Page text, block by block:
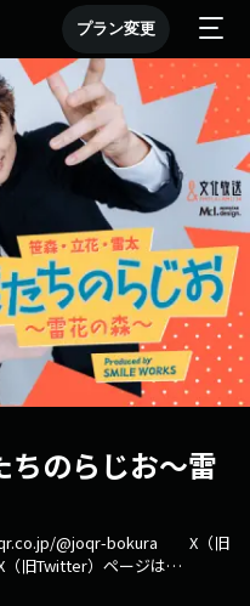
プラン変更
ちのらじお～雷
@joqr-bokura X（旧
旧Twitter）ページは
ミュージカルを中心に多